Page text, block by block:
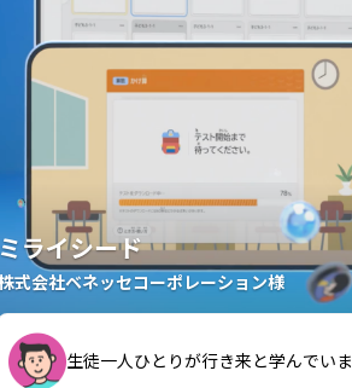
ミライシード
式会社ベネッセコーポレーション様
児童生徒たちが自ら「学び合う」全員
の授業が実現しました
い」「解くことが楽しい」を実感して